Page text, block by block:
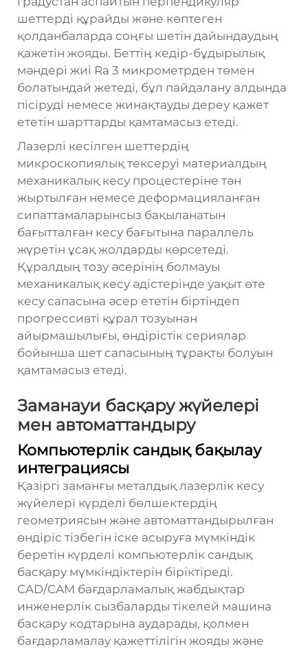
шеттерді құрайды және көптеген
қолданбаларда соңғы шетін дайындаудың
қажетін жояды. Беттің кедір-бұдырылық
мәндері жиі Ra 3 микрометрден төмен
болатындай жетеді, бұл пайдалану алдында
пісіруді немесе жинақтауды дереу қажет
ететін шарттарды қамтамасыз етеді.
Лазерлі кесілген шеттердің
микроскопиялық тексеруі материалдың
механикалық кесу процестеріне тән
жыртылған немесе деформацияланған
сипаттамаларынсыз бақыланатын
бағытталған кесу бағытына параллель
жүретін ұсақ жолдарды көрсетеді.
Құралдың тозу әсерінің болмауы
механикалық кесу әдістерінде уақыт өте
кесу сапасына әсер ететін біртіндеп
прогрессивті құрал тозуынан
айырмашылығы, өндірістік сериялар
бойынша шет сапасының тұрақты болуын
қамтамасыз етеді.
Заманауи басқару жүйелері
мен автоматтандыру
Компьютерлік сандық бақылау
интеграциясы
Қазіргі заманғы металдық лазерлік кесу
жүйелері күрделі бөлшектердің
геометриясын және автоматтандырылған
өндіріс тізбегін іске асыруға мүмкіндік
беретін күрделі компьютерлік сандық
басқару мүмкіндіктерін біріктіреді.
CAD/CAM бағдарламалық жабдықтар
инженерлік сызбаларды тікелей машина
басқару кодтарына аударады, қолмен
бағдарламалау қажеттілігін жояды және